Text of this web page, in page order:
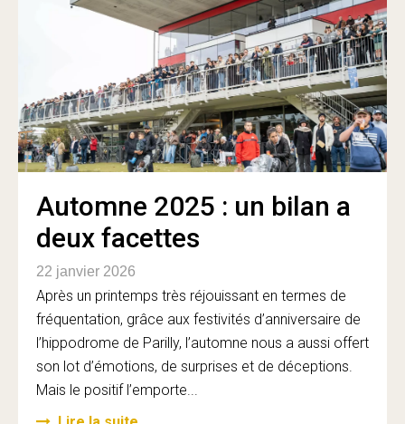
Automne 2025 : un bilan a
deux facettes
22 janvier 2026
Après un printemps très réjouissant en termes de
fréquentation, grâce aux festivités d’anniversaire de
l’hippodrome de Parilly, l’automne nous a aussi offert
son lot d’émotions, de surprises et de déceptions.
Mais le positif l’emporte...